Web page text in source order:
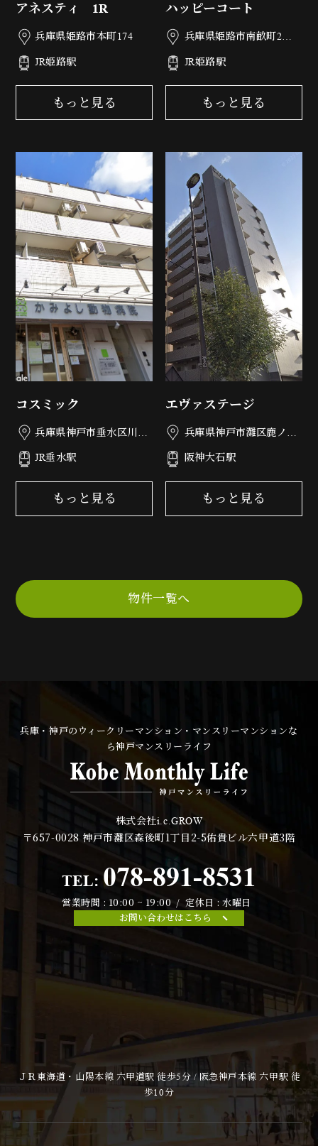
アネスティ 1R
兵庫県姫路市本町174
JR姫路駅
もっと見る
ハッピーコート
兵庫県姫路市南畝町2丁
JR姫路駅
もっと見る
コスミック
兵庫県神戸市垂水区川原
JR垂水駅
もっと見る
エヴァステージ
兵庫県神戸市灘区鹿ノ下
阪神大石駅
もっと見る
物件一覧へ
兵庫・神戸のウィークリーマンション・マンスリーマンションな
ら神戸マンスリーライフ
株式会社i.c.GROW
〒657-0028神戸市灘区森後町1丁目2-5佑貴ビル六甲道3階
TEL: 078-891-8531
営業時間 : 10:00 ~ 19:00 / 定休日 : 水曜日
お問い合わせはこちら
ＪＲ東海道・山陽本線 六甲道駅 徒歩5分 / 阪急神戸本線 六甲駅 徒
歩10分